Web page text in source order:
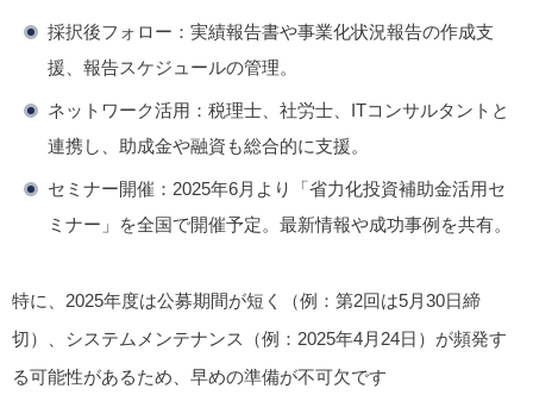
採択後フォロー ：実績報告書や事業化状況報告の作成支
援、報告スケジュールの管理。
ネットワーク活用 ：税理士、社労士、ITコンサルタントと
連携し、助成金や融資も総合的に支援。
セミナー開催 ：2025年6月より「省力化投資補助金活用セ
ミナー」を全国で開催予定。最新情報や成功事例を共有。
特に、2025年度は公募期間が短く（例：第2回は5月30日締
切）、システムメンテナンス（例：2025年4月24日）が頻発す
る可能性があるため、早めの準備が不可欠です